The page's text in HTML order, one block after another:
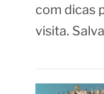
com dicas
visita.